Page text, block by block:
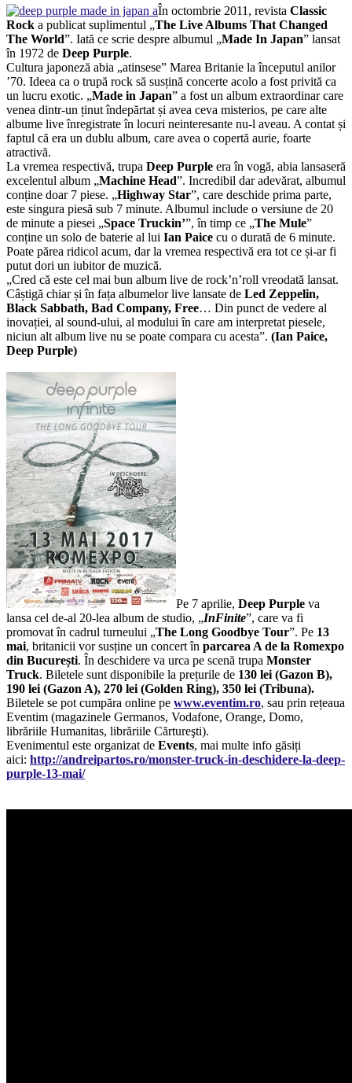
În octombrie 2011, revista Classic
Rock a publicat suplimentul „The Live Albums That Changed
The World”. Iată ce scrie despre albumul „Made In Japan” lansat
în 1972 de Deep Purple.
Cultura japoneză abia „atinsese” Marea Britanie la începutul anilor
’70. Ideea ca o trupă rock să susțină concerte acolo a fost privită ca
un lucru exotic. „Made in Japan” a fost un album extraordinar care
venea dintr-un ținut îndepărtat și avea ceva misterios, pe care alte
albume live înregistrate în locuri neinteresante nu-l aveau. A contat și
faptul că era un dublu album, care avea o copertă aurie, foarte
atractivă.
La vremea respectivă, trupa Deep Purple era în vogă, abia lansaseră
excelentul album „Machine Head”. Incredibil dar adevărat, albumul
conține doar 7 piese. „Highway Star”, care deschide prima parte,
este singura piesă sub 7 minute. Albumul include o versiune de 20
de minute a piesei „Space Truckin’”, în timp ce „The Mule”
conține un solo de baterie al lui Ian Paice cu o durată de 6 minute.
Poate părea ridicol acum, dar la vremea respectivă era tot ce și-ar fi
putut dori un iubitor de muzică.
„Cred că este cel mai bun album live de rock’n’roll vreodată lansat.
Câștigă chiar și în fața albumelor live lansate de Led Zeppelin,
Black Sabbath, Bad Company, Free… Din punct de vedere al
inovației, al sound-ului, al modului în care am interpretat piesele,
niciun alt album live nu se poate compara cu acesta”. (Ian Paice,
Deep Purple)
Pe 7 aprilie, Deep Purple va
lansa cel de-al 20-lea album de studio, „InFinite”, care va fi
promovat în cadrul turneului „The Long Goodbye Tour”. Pe 13
mai, britanicii vor susține un concert în parcarea A de la Romexpo
din București. În deschidere va urca pe scenă trupa Monster
Truck. Biletele sunt disponibile la prețurile de 130 lei (Gazon B),
190 lei (Gazon A), 270 lei (Golden Ring), 350 lei (Tribuna).
Biletele se pot cumpăra online pe www.eventim.ro, sau prin rețeaua
Eventim (magazinele Germanos, Vodafone, Orange, Domo,
librăriile Humanitas, librăriile Cărtureşti).
Evenimentul este organizat de Events, mai multe info găsiți
aici: http://andreipartos.ro/monster-truck-in-deschidere-la-deep-
purple-13-mai/